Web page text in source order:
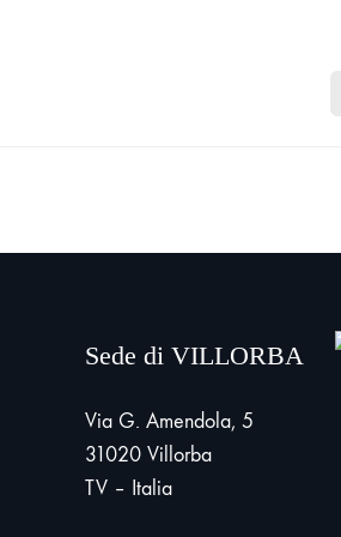
Sede di VILLORBA
Via G. Amendola, 5
31020 Villorba
TV – Italia